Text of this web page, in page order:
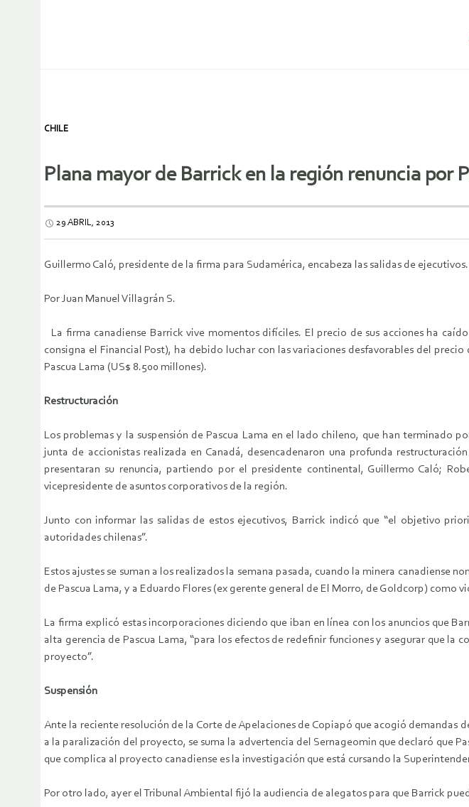
CHILE
Plana mayor de Barrick en la región renuncia por
29 ABRIL, 2013
Guillermo Caló, presidente de la firma para Sudamérica, encabeza las salidas de ejecutivos.
Por Juan Manuel Villagrán S.
La firma canadiense Barrick vive momentos difíciles. El precio de sus acciones ha
consigna el Financial Post), ha debido luchar con las variaciones desfavorables del
Pascua Lama (US$ 8.500 millones).
Restructuración
Los problemas y la suspensión de Pascua Lama en el lado chileno, que han terminado
junta de accionistas realizada en Canadá, desencadenaron una profunda
presentaran su renuncia, partiendo por el presidente continental, Guillermo Caló;
vicepresidente de asuntos corporativos de la región.
Junto con informar las salidas de estos ejecutivos, Barrick indicó que “el objetivo
autoridades chilenas”.
Estos ajustes se suman a los realizados la semana pasada, cuando la minera
de Pascua Lama, y a Eduardo Flores (ex gerente general de El Morro, de Goldcorp) como
La firma explicó estas incorporaciones diciendo que iban en línea con los anuncios que
alta gerencia de Pascua Lama, “para los efectos de redefinir funciones y asegurar que
proyecto”.
Suspensión
Ante la reciente resolución de la Corte de Apelaciones de Copiapó que acogió demandas
a la paralización del proyecto, se suma la advertencia del Sernageomin que declaró que
que complica al proyecto canadiense es la investigación que está cursando la
Por otro lado, ayer el Tribunal Ambiental fijó la audiencia de alegatos para que Barrick